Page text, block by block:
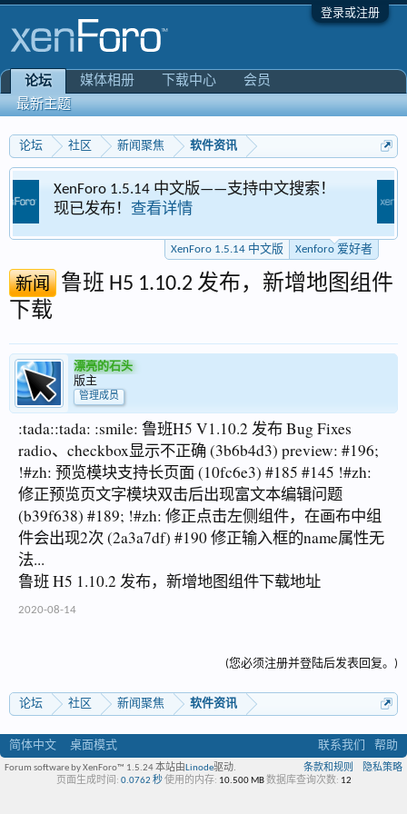
登录或注册
论坛 社区 新闻聚焦 软件资讯
中文版——支持中文搜索！
查看详情
Xenforo 爱好
XenForo 1.5.14 中文版 Xenforo 爱好者
新闻
鲁班 H5 1.10.2 发布，新增地图组件
下载
漂亮的石头
版主
管理成员
:tada::tada: :smile: 鲁班H5 V1.10.2 发布 Bug Fixes
radio、checkbox显示不正确 (3b6b4d3) preview: #196;
!#zh: 预览模块支持长页面 (10fc6e3) #185 #145 !#zh:
修正预览页文字模块双击后出现富文本编辑问题
(b39f638) #189; !#zh: 修正点击左侧组件，在画布中组
件会出现2次 (2a3a7df) #190 修正输入框的name属性无
法...
鲁班 H5 1.10.2 发布，新增地图组件下载地址
2020-08-14
(您必须注册并登陆后发表回复。)
论坛 社区 新闻聚焦 软件资讯
论坛
最新主题
媒体相册 下载中心 会员
简体中文 桌面模式 联系我们 帮助
条款和规则 隐私策略
Forum software by XenForo™ 1.5.24本站由 Linode驱动.
页面生成时间: 0.0762 秒 使用的内存: 10.500 MB 数据库查询次数: 12